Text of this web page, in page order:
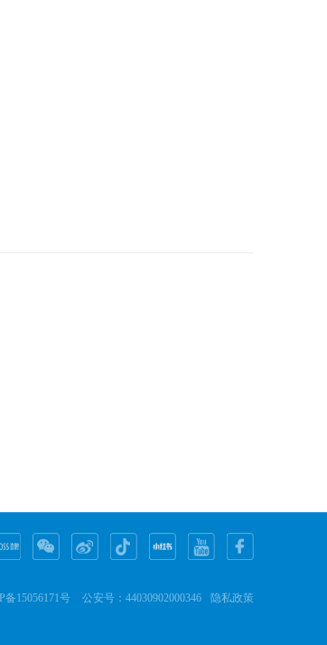
备15056171号 公安号：44030902000346 隐私政策